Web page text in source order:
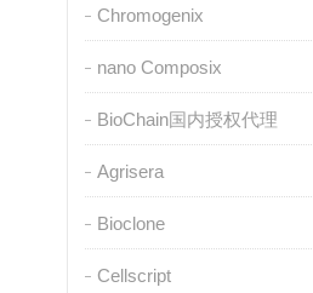
Chromogenix
nano Composix
BioChain国内授权代理
Agrisera
Bioclone
Cellscript